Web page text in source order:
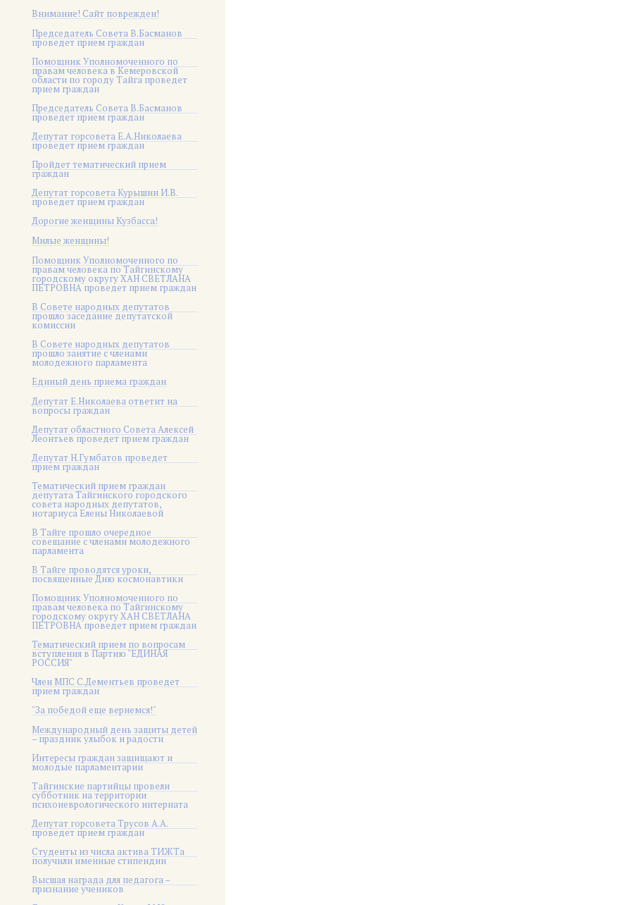
Внимание! Сайт поврежден!
Председатель Совета В.Басманов
проведет прием граждан
Помощник Уполномоченного по
правам человека в Кемеровской
области по городу Тайга проведет
прием граждан
Председатель Совета В.Басманов
проведет прием граждан
Депутат горсовета Е.А.Николаева
проведет прием граждан
Пройдет тематический прием
граждан
Депутат горсовета Курышин И.В.
проведет прием граждан
Дорогие женщины Кузбасса!
Милые женщины!
Помощник Уполномоченного по
правам человека по Тайгинскому
городскому округу ХАН СВЕТЛАНА
ПЕТРОВНА проведет прием граждан
В Совете народных депутатов
прошло заседание депутатской
комиссии
В Совете народных депутатов
прошло занятие с членами
молодежного парламента
Единый день приема граждан
Депутат Е.Николаева ответит на
вопросы граждан
Депутат областного Совета Алексей
Леонтьев проведет прием граждан
Депутат Н.Гумбатов проведет
прием граждан
Тематический прием граждан
депутата Тайгинского городского
совета народных депутатов,
нотариуса Елены Николаевой
В Тайге прошло очередное
совещание с членами молодежного
парламента
В Тайге проводятся уроки,
посвященные Дню космонавтики
Помощник Уполномоченного по
правам человека по Тайгинскому
городскому округу ХАН СВЕТЛАНА
ПЕТРОВНА проведет прием граждан
Тематический прием по вопросам
вступления в Партию "ЕДИНАЯ
РОССИЯ"
Член МПС С.Дементьев проведет
прием граждан
"За победой еще вернемся!"
Международный день защиты детей
– праздник улыбок и радости
Интересы граждан защищают и
молодые парламентарии
Тайгинские партийцы провели
субботник на территории
психоневрологического интерната
Депутат горсовета Трусов А.А.
проведет прием граждан
Студенты из числа актива ТИЖТа
получили именные стипендии
Высшая награда для педагога –
признание учеников